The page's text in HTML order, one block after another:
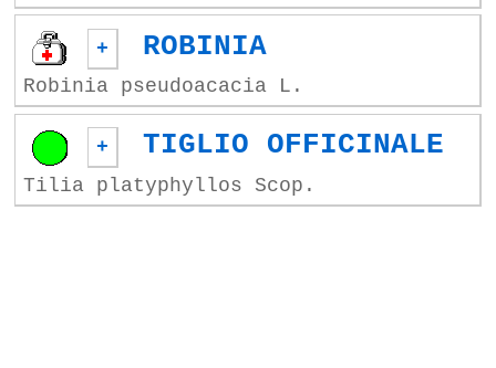
+ ROBINIA
Robinia pseudoacacia L.
+ TIGLIO OFFICINALE
Tilia platyphyllos Scop.